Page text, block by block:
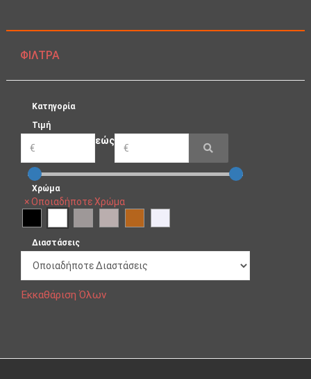
ΦΊΛΤΡΑ
Κατηγορία
Τιμή
εώς
Χρώμα
×Οποιαδήποτε Χρώμα
Διαστάσεις
Εκκαθάριση Όλων